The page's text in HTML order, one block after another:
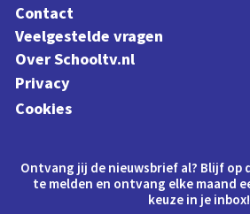
Contact
Veelgestelde vragen
Over Schooltv.nl
Privacy
Cookies
Ontvang jij de nieuwsbrief al? Blijf op
te melden en ontvang elke maand
keuze in je inbox!